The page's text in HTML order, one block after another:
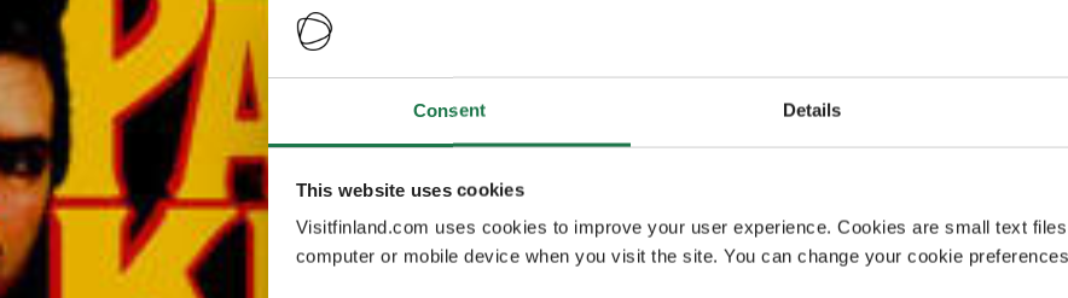
Consent Details
This website uses cookies
Visitfinland.com uses cookies to improve your user experience. Cookies are small text
computer or mobile device when you visit the site. You can change your cookie